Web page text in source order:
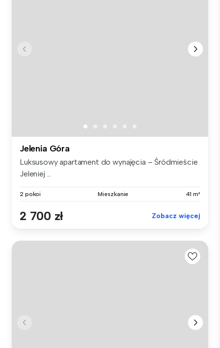
Jelenia Góra
Luksusowy apartament do wynajęcia – Śródmieście
Jeleniej ...
2 pokoi Mieszkanie 41 m²
2 700 zł Zobacz więcej